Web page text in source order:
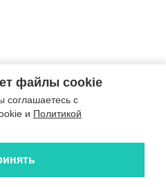
файлы cookie
соглашаетесь с
и Политикой